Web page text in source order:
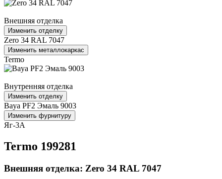
Внешняя отделка
Изменить отделку
Zero 34 RAL 7047
Изменить металлокаркас
Termo
Внутренняя отделка
Изменить отделку
Baya PF2 Эмаль 9003
Изменить фурнитуру
Яг-3А
Termo 199281
Внешняя отделка: Zero 34 RAL 7047